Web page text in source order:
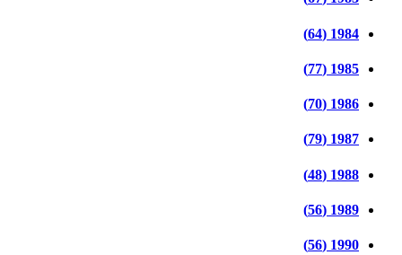
1984 (64)
1985 (77)
1986 (70)
1987 (79)
1988 (48)
1989 (56)
1990 (56)